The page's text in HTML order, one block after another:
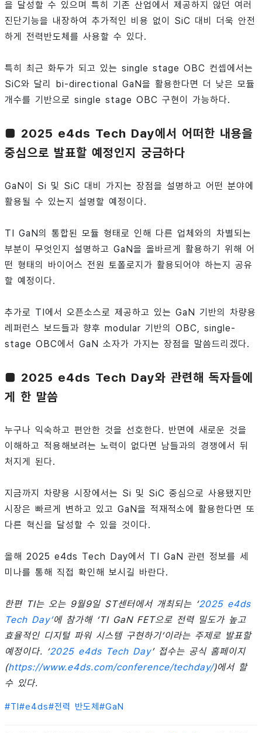
을 달성할 수 있으며 특히 기존 산업에서 제공하지 않던 여러
진단기능을 내장하여 추가적인 비용 없이 SiC 대비 더욱 안전
하게 전력반도체를 사용할 수 있다.
특히 최근 화두가 되고 있는 single stage OBC 컨셉에서는
SiC와 달리 bi-directional GaN을 활용한다면 더 낮은 모듈
개수를 기반으로 single stage OBC 구현이 가능하다.
■ 2025 e4ds Tech Day에서 어떠한 내용을
중심으로 발표할 예정인지 궁금하다
GaN이 Si 및 SiC 대비 가지는 장점을 설명하고 어떤 분야에
활용될 수 있는지 설명할 예정이다.
TI GaN의 통합된 모듈 형태로 인해 다른 업체와의 차별되는
부분이 무엇인지 설명하고 GaN을 올바르게 활용하기 위해 어
떤 형태의 바이어스 전원 토폴로지가 활용되어야 하는지 공유
할 예정이다.
추가로 TI에서 오픈소스로 제공하고 있는 GaN 기반의 차량용
레퍼런스 보드들과 향후 modular 기반의 OBC, single-
stage OBC에서 GaN 소자가 가지는 장점을 말씀드리겠다.
■ 2025 e4ds Tech Day와 관련해 독자들에
게 한 말씀
누구나 익숙하고 편안한 것을 선호한다. 반면에 새로운 것을
이해하고 적용해보려는 노력이 없다면 남들과의 경쟁에서 뒤
처지게 된다.
지금까지 차량용 시장에서는 Si 및 SiC 중심으로 사용됐지만
시장은 빠르게 변하고 있고 GaN을 적재적소에 활용한다면 또
다른 혁신을 달성할 수 있을 것이다.
올해 2025 e4ds Tech Day에서 TI GaN 관련 정보를 세
미나를 통해 직접 확인해 보시길 바란다.
한편 TI는 오는 9월9일 ST센터에서 개최되는 ‘2025 e4ds
Tech Day’에 참가해 ‘TI GaN FET으로 전력 밀도가 높고
효율적인 디지털 파워 시스템 구현하기’이라는 주제로 발표할
예정이다. ‘2025 e4ds Tech Day’ 접수는 공식 홈페이지
(https://www.e4ds.com/conference/techday/)에서 할
수 있다.
#TI#e4ds#전력 반도체 #GaN